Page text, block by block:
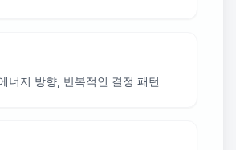
너지 방향, 반복적인 결정 패턴